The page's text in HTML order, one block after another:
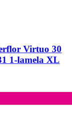
Virtuo 30
1-lamela XL